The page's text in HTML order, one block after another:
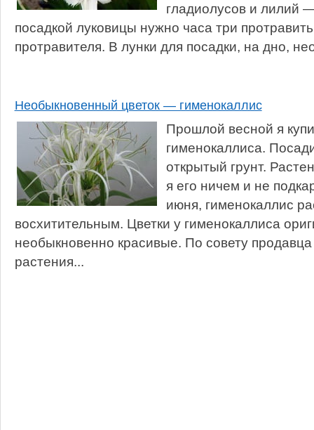
гладиолусов и лилий
посадкой луковицы нужно часа три
протравителя. В лунки для посадки, на дно,
Необыкновенный цветок — гименокаллис
Прошлой весной я
гименокаллиса.
открытый грунт.
я его ничем и не
июня, гименокаллис
восхитительным. Цветки у гименокаллиса
необыкновенно красивые. По совету
растения...